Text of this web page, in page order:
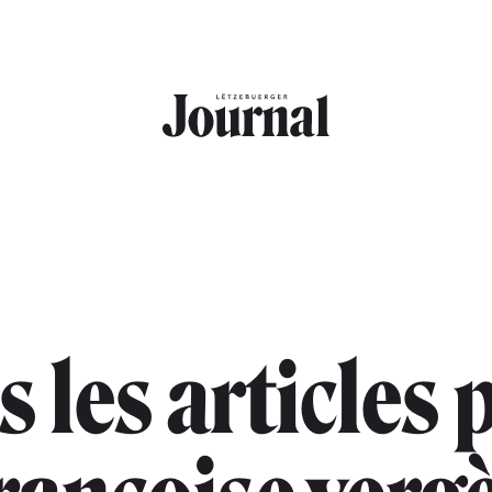
les articles